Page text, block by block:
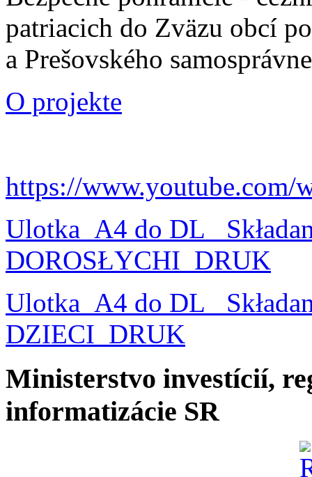
patriacich do Zväzu obcí
a Prešovského
O projekte
https://www.youtube.com/
Ulotka_A4 do DL_
DOROSŁYCHI_DRUK
Ulotka_A4 do DL_
DZIECI_DRUK
Ministerstvo investícií,
informatizácie SR